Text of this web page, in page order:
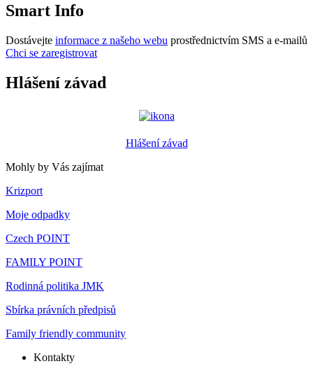
Smart Info
Dostávejte informace z našeho webu prostřednictvím SMS a e-mailů
Chci se zaregistrovat
Hlášení závad
Hlášení závad
Mohly by Vás zajímat
Krizport
Moje odpadky
Czech POINT
FAMILY POINT
Rodinná politika JMK
Sbírka právních předpisů
Family friendly community
Kontakty